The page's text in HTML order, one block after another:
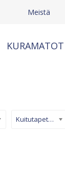
Meistä
KURAMATOT
Kuitutapetti (non-woven)